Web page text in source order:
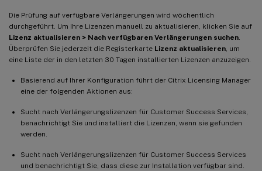
Die Prüfung auf verfügbare Verlängerungen wird wöchentlich
durchgeführt. Um Ihre Lizenzen manuell zu aktualisieren, klicken Sie auf
Lizenz aktualisieren > Nach verfügbaren Verlängerungen suchen.
Überprüfen Sie jederzeit die Registerkarte Lizenz aktualisieren, um
eine Liste der in den letzten 30 Tagen installierten Lizenzen anzuzeigen.
Basierend auf Ihrer Konfiguration führt der Citrix Licensing Manager
eine der folgenden Aktionen aus:
Sucht nach Verlängerungslizenzen für Customer Success Services,
benachrichtigt Sie und installiert die Lizenzen, wenn sie gefunden
werden.
Sucht nach Verlängerungslizenzen für Customer Success Services
und benachrichtigt Sie, dass diese zur Installation verfügbar sind.